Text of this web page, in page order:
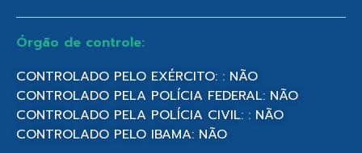
Órgão de controle:
CONTROLADO PELO EXÉRCITO: : NÃO
CONTROLADO PELA POLÍCIA FEDERAL: NÃO
CONTROLADO PELA POLÍCIA CIVIL: : NÃO
CONTROLADO PELO IBAMA: NÃO